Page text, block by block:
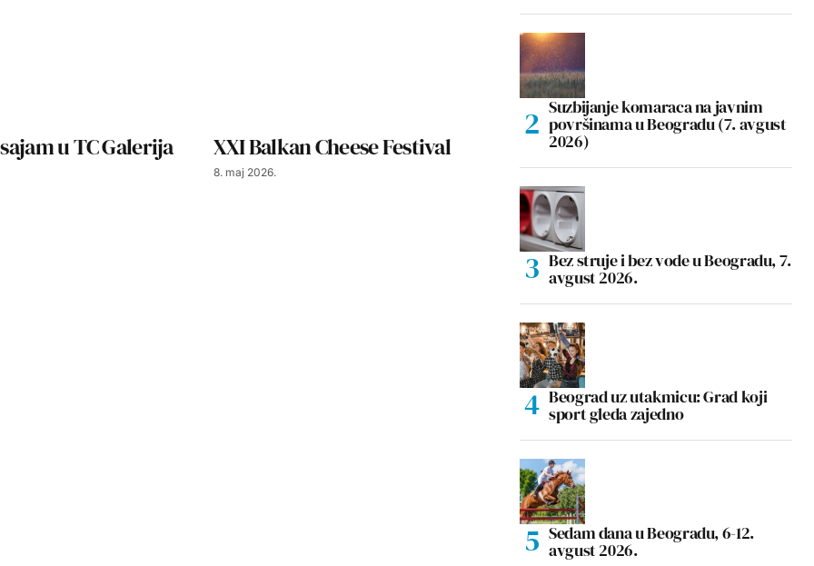
u TC Galerija XXI Balkan Cheese Festival
8. maj 2026.
Suzbijanje komaraca na javnim
površinama u Beogradu (7. avgust
2026)
Bez struje i bez vode u Beogradu, 7.
avgust 2026.
Beograd uz utakmicu: Grad koji
sport gleda zajedno
Sedam dana u Beogradu, 6-12.
avgust 2026.